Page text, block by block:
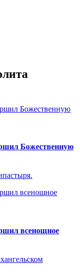
Божественную
всенощное